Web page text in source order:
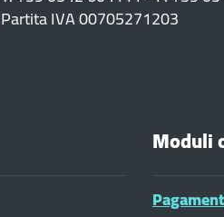
Partita IVA 00705271203
Moduli